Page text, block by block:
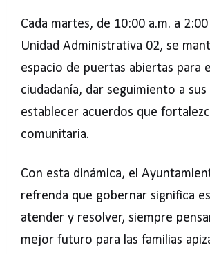
Cada martes, de 10:00 a.m. a
Unidad Administrativa 02, se
espacio de puertas abiertas para
ciudadanía, dar seguimiento a
establecer acuerdos que
comunitaria.
Con esta dinámica, el
refrenda que gobernar significa
atender y resolver, siempre
mejor futuro para las familias